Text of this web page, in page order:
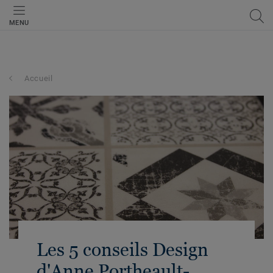
MENU
Accueil
Les 5 conseils Design